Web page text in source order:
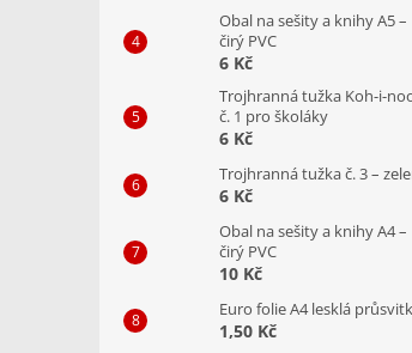
Obal na sešity a knihy A5 –
čirý PVC
6 Kč
Trojhranná tužka Koh-i-
č. 1 pro školáky
6 Kč
Trojhranná tužka č. 3 –
6 Kč
Obal na sešity a knihy A4 –
čirý PVC
10 Kč
Euro folie A4 lesklá
1,50 Kč